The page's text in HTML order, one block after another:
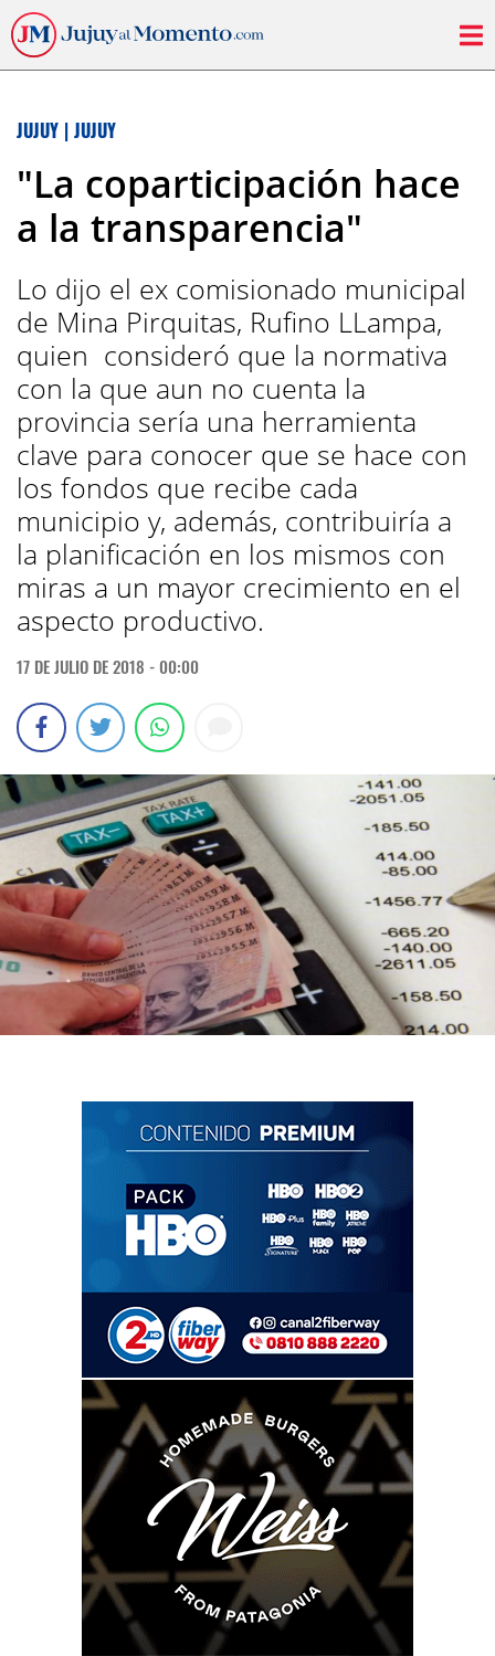
JUJUY | JUJUY
"La coparticipación hace
a la transparencia"
Lo dijo el ex comisionado municipal
de Mina Pirquitas, Rufino LLampa,
quien consideró que la normativa
con la que aun no cuenta la
provincia sería una herramienta
clave para conocer que se hace con
los fondos que recibe cada
municipio y, además, contribuiría a
la planificación en los mismos con
miras a un mayor crecimiento en el
aspecto productivo.
17 DE JULIO DE 2018 - 00:00